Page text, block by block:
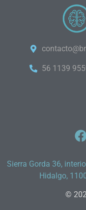
56 1139
Sierra Gorda 36,
Hidalgo,
©